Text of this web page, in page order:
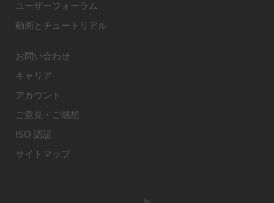
ユーザーフォーラム
動画とチュートリアル
お問い合わせ
キャリア
アカウント
ご意見・ご感想
ISO 認証
サイトマップ